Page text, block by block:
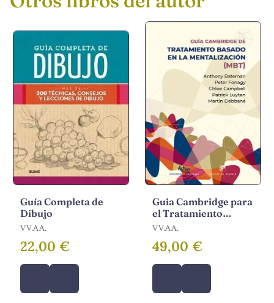
Guía Completa de
Dibujo
VV.AA.
22,00 €
Guia Cambridge para
el Tratamiento
Basado en
VV.AA.
49,00 €